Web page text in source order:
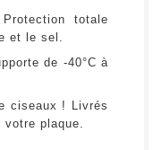
Protection totale
et le sel.
de -40°C à
ciseaux ! Livrés
votre plaque.